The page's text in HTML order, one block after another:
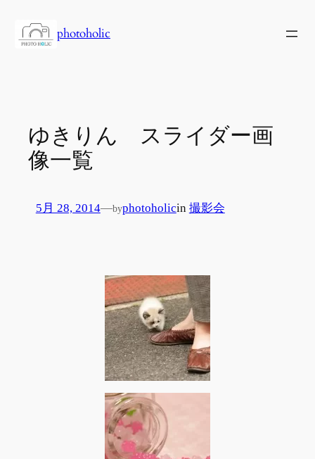
photoholic
ゆきりん スライダー画
像一覧
5月 28, 2014—byphotoholicin 撮影会